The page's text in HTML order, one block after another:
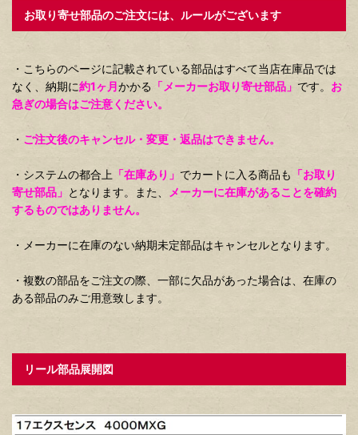
お取り寄せ部品のご注文には、ルールがございます
・こちらのページに記載されている部品はすべて当店在庫品では
なく、納期に約1ヶ月かかる 「メーカーお取り寄せ部品」 です。 お
急ぎの場合はご注意ください。
・ ご注文後のキャンセル・変更・返品はできません。
・システムの都合上 「在庫あり」 でカートに入る商品も 「お取り
寄せ部品」 となります。また、
メーカーに在庫があることを確約
するものではありません。
・メーカーに在庫のない納期未定部品はキャンセルとなります。
・複数の部品をご注文の際、一部に欠品があった場合は、在庫の
ある部品のみご用意致します。
リール部品展開図